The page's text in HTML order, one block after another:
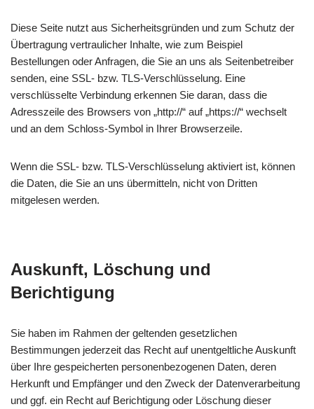
Diese Seite nutzt aus Sicherheitsgründen und zum Schutz der
Übertragung vertraulicher Inhalte, wie zum Beispiel
Bestellungen oder Anfragen, die Sie an uns als Seitenbetreiber
senden, eine SSL- bzw. TLS-Verschlüsselung. Eine
verschlüsselte Verbindung erkennen Sie daran, dass die
Adresszeile des Browsers von „http://“ auf „https://“ wechselt
und an dem Schloss-Symbol in Ihrer Browserzeile.
Wenn die SSL- bzw. TLS-Verschlüsselung aktiviert ist, können
die Daten, die Sie an uns übermitteln, nicht von Dritten
mitgelesen werden.
Auskunft, Löschung und
Berichtigung
Sie haben im Rahmen der geltenden gesetzlichen
Bestimmungen jederzeit das Recht auf unentgeltliche Auskunft
über Ihre gespeicherten personenbezogenen Daten, deren
Herkunft und Empfänger und den Zweck der Datenverarbeitung
und ggf. ein Recht auf Berichtigung oder Löschung dieser